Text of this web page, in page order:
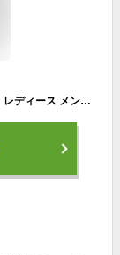
★スーパーセール限定64%OFFで3200円★リュック レディース メンズ 男女兼用 大容量 韓国ファッション リュックサック おしゃれ かわいい PC パソコン a4 学生 通勤 通学 軽量 女子 PC収納 旅行 防水 多機能 スポーツ シンプル ポケット多い 入学祝い 新生活 入学 丈夫 撥水